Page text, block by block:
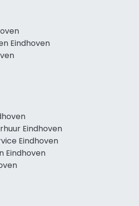
Eindhoven
Eindhoven
Eindhoven
Eindhoven